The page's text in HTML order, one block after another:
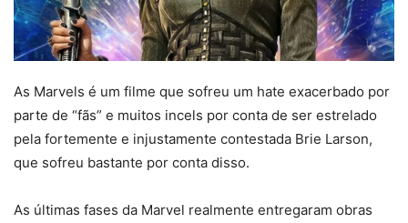
As Marvels é um filme que sofreu um hate exacerbado por
parte de “fãs” e muitos incels por conta de ser estrelado
pela fortemente e injustamente contestada Brie Larson,
que sofreu bastante por conta disso.
As últimas fases da Marvel realmente entregaram obras